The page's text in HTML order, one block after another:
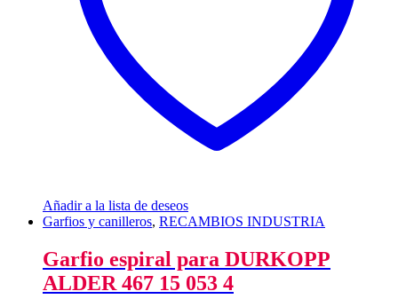
Añadir a la lista de deseos
Garfios y canilleros, RECAMBIOS INDUSTRIA
Garfio espiral para DURKOPP
ALDER 467 15 053 4